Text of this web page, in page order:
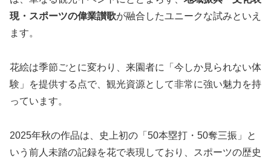
現・スポーツの偉業讃歌が融合したユニークな試みといえ
ます。
花絵は季節ごとに変わり、来園者に「今しか見られない体
験」を提供する点で、観光資源として非常に強い魅力を持
っています。
2025年秋の作品は、史上初の「50本塁打・50奪三振」と
いう前人未踏の記録を花で表現しており、スポーツの歴史